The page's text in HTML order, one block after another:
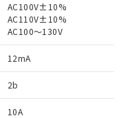
AC100V±10%
AC110V±10%
AC100～130V
12mA
2b
10A
（10物質）の
能な商品で
物質）の非含
予定のある